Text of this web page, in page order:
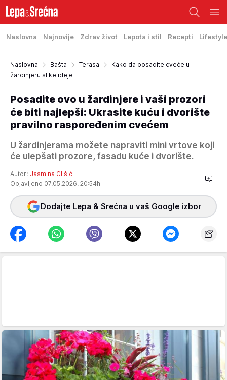
Naslovna Najnovije Zdrav život Lepota i stil Recepti Lifestyle
Naslovna Bašta Terasa
Kako da posadite cveće u
žardinjeru slike ideje
Posadite ovo u žardinjere i vaši prozori
će biti najlepši: Ukrasite kuću i dvorište
pravilno raspoređenim cvećem
U žardinjerama možete napraviti mini vrtove koji
će ulepšati prozore, fasadu kuće i dvorište.
Autor: Jasmina Glišić
Objavljeno 07.05.2026. 20:54h
Dodajte Lepa & Srećna u vaš Google izbor